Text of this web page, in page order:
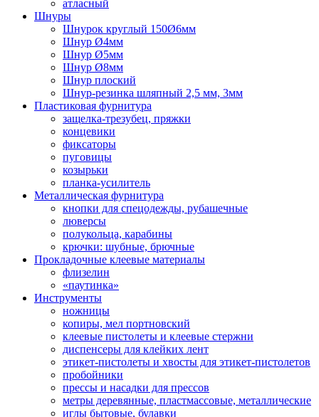
атласный
Шнуры
Шнурок круглый 150Ø6мм
Шнур Ø4мм
Шнур Ø5мм
Шнур Ø8мм
Шнур плоский
Шнур-резинка шляпный 2,5 мм, 3мм
Пластиковая фурнитура
защелка-трезубец, пряжки
концевики
фиксаторы
пуговицы
козырьки
планка-усилитель
Металлическая фурнитура
кнопки для спецодежды, рубашечные
люверсы
полукольца, карабины
крючки: шубные, брючные
Прокладочные клеевые материалы
флизелин
«паутинка»
Инструменты
ножницы
копиры, мел портновский
клеевые пистолеты и клеевые стержни
диспенсеры для клейких лент
этикет-пистолеты и хвосты для этикет-пистолетов
пробойники
прессы и насадки для прессов
метры деревянные, пластмассовые, металлические
иглы бытовые, булавки